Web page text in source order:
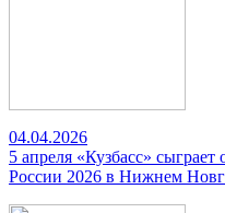
04.04.2026
5 апреля «Кузбасс»
России 2026 в Нижнем